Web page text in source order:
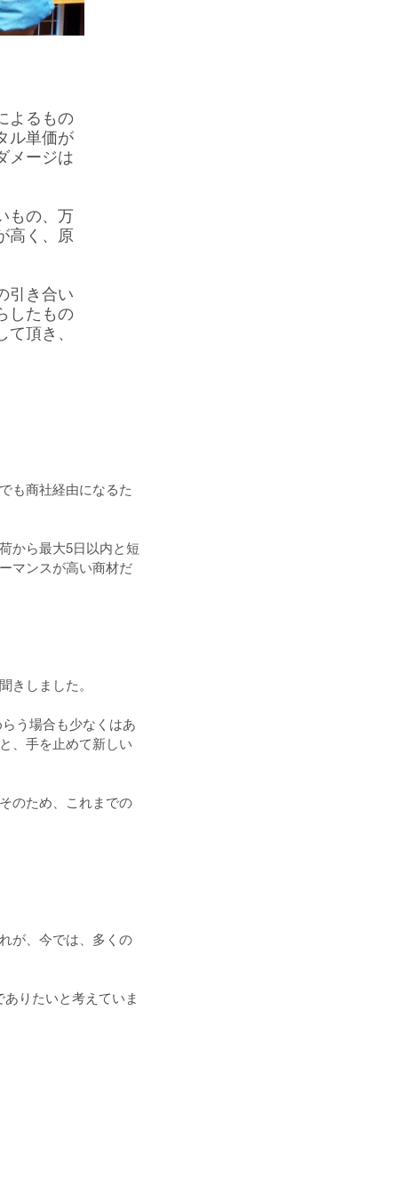
よるもの
ル単価が
メージは
もの、万
高く、原
引き合い
したもの
頂き、
も商社経由になるた
から最大5日以内と短
マンスが高い商材だ
きしました。
う場合も少なくはあ
、手を止めて新しい
のため、これまでの
が、今では、多くの
りたいと考えていま